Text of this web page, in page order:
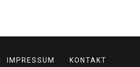
IMPRESSUM KONTAKT